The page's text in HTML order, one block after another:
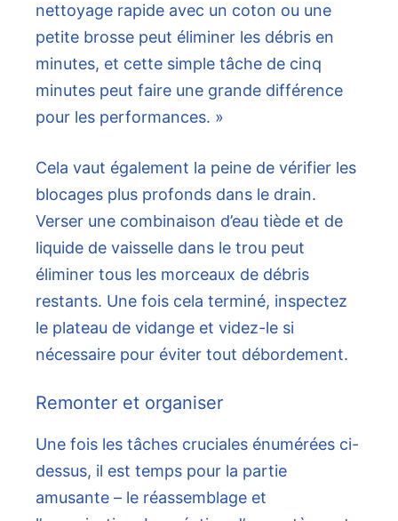
nettoyage rapide avec un coton ou une
petite brosse peut éliminer les débris en
minutes, et cette simple tâche de cinq
minutes peut faire une grande différence
pour les performances. »
Cela vaut également la peine de vérifier les
blocages plus profonds dans le drain.
Verser une combinaison d’eau tiède et de
liquide de vaisselle dans le trou peut
éliminer tous les morceaux de débris
restants. Une fois cela terminé, inspectez
le plateau de vidange et videz-le si
nécessaire pour éviter tout débordement.
Remonter et organiser
Une fois les tâches cruciales énumérées ci-
dessus, il est temps pour la partie
amusante – le réassemblage et